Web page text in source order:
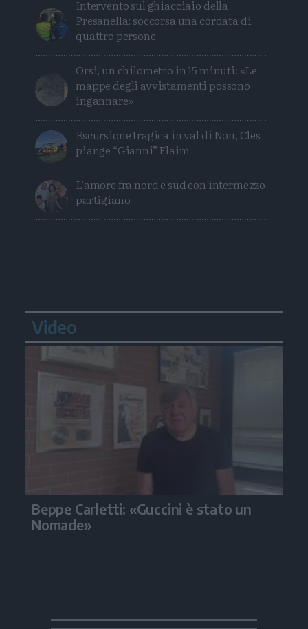
Intervento sul ghiacciaio della
Presanella: soccorsa una cordata di
quattro persone
Orsi, un chilometro in 15 minuti: «Le
mappe degli avvistamenti possono
ingannare»
Escursione tragica in val di Non, Cles
piange “Gianni” Flaim
L’amore fra nord e sud con intermezzo
partigiano
Video
Beppe Carletti: «Guccini è stato un
Nomade»